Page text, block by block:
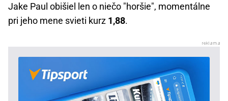
Jake Paul obišiel len o niečo "horšie", momentálne
pri jeho mene svieti kurz 1,88.